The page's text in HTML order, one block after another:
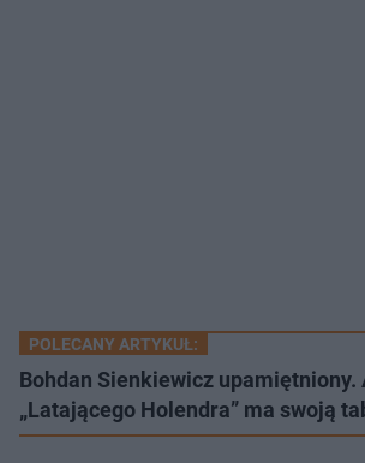
POLECANY ARTYKUŁ:
Bohdan Sienkiewicz upamiętniony.
„Latającego Holendra” ma swoją